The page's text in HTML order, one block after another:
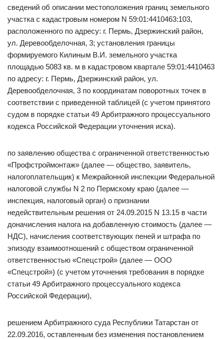
сведений об описании местоположения границ земельного
участка с кадастровым номером N 59:01:4410463:103,
расположенного по адресу: г. Пермь, Дзержинский район,
ул. Деревообделочная, 3; установления границы
формируемого Килиным В.И. земельного участка
площадью 5083 кв. м в кадастровом квартале 59:01:4410463
по адресу: г. Пермь, Дзержинский район, ул.
Деревообделочная, 3 по координатам поворотных точек в
соответствии с приведенной таблицей (с учетом принятого
судом в порядке статьи 49 Арбитражного процессуального
кодекса Российской Федерации уточнения иска).
по заявлению общества с ограниченной ответственностью
«Профстроймонтаж» (далее — общество, заявитель,
налогоплательщик) к Межрайонной инспекции Федеральной
налоговой службы N 2 по Пермскому краю (далее —
инспекция, налоговый орган) о признании
недействительным решения от 24.09.2015 N 13.15 в части
доначисления налога на добавленную стоимость (далее —
НДС), начисления соответствующих пеней и штрафа по
эпизоду взаимоотношений с обществом ограниченной
ответственностью «Спецстрой» (далее — ООО
«Спецстрой») (с учетом уточнения требования в порядке
статьи 49 Арбитражного процессуального кодекса
Российской Федерации),
решением Арбитражного суда Республики Татарстан от
22.09.2016, оставленным без изменения постановлением